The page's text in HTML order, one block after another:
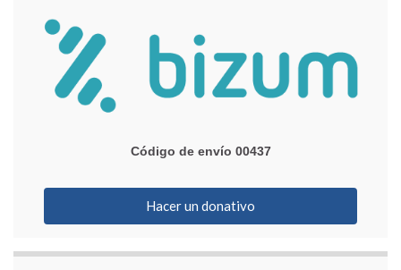
Código de envío 00437
Hacer un donativo